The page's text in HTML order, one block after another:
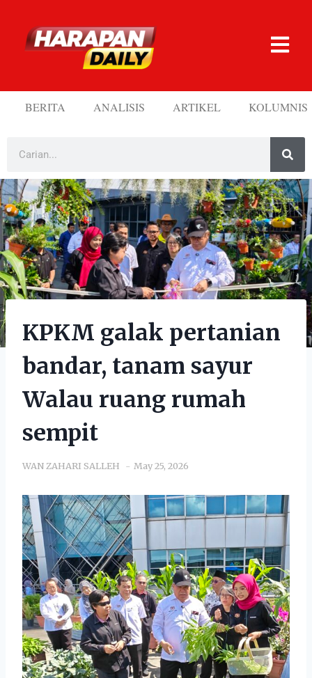
BERITA ANALISIS ARTIKEL KOLUMNIS
KPKM galak pertanian
bandar, tanam sayur
Walau ruang rumah
sempit
WAN ZAHARI SALLEH May 25, 2026